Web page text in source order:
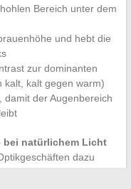
Bereich unter dem
und hebt die
zur dominanten
kalt, kalt gegen warm)
damit der Augenbereich
bei natürlichem Licht
dazu